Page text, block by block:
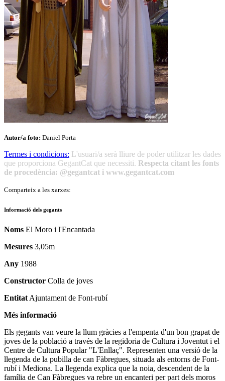
Autor/a foto: Daniel Porta
Termes i condicions: L'usuari/a serà lliure de poder utilitzar les dades
que proporciona GegantCat que necessiti. Respecta citant les fonts
de procedència: @gegantcat i www.gegantcat.com
Comparteix a les xarxes:
Informació dels gegants
Noms El Moro i l'Encantada
Mesures 3,05m
Any 1988
Constructor Colla de joves
Entitat Ajuntament de Font-rubí
Més informació
Els gegants van veure la llum gràcies a l'empenta d'un bon grapat de
joves de la població a través de la regidoria de Cultura i Joventut i el
Centre de Cultura Popular "L'Enllaç". Representen una versió de la
llegenda de la pubilla de can Fàbregues, situada als entorns de Font-
rubí i Mediona. La llegenda explica que la noia, descendent de la
família de Can Fàbregues va rebre un encanteri per part dels moros